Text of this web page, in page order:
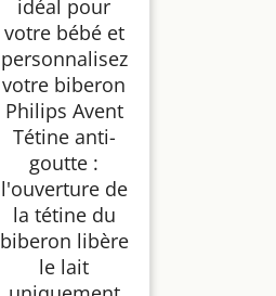
idéal pour
votre bébé et
personnalisez
votre biberon
Philips Avent
Tétine anti-
goutte :
l'ouverture de
la tétine du
biberon libère
le lait